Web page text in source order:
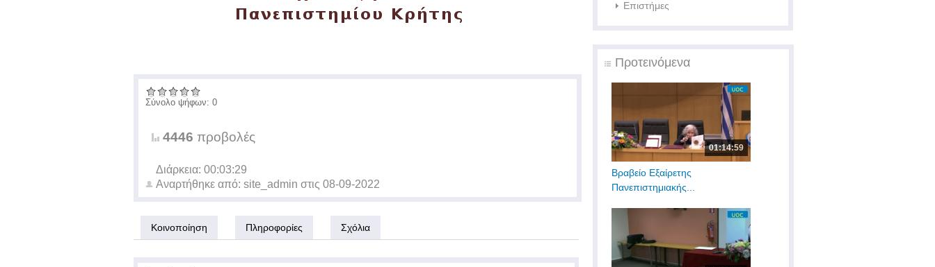
Επιστήμες
Προτεινόμενα
01:14:59
Βραβείο Εξαίρετης
Πανεπιστημιακής...
Σύνολο ψήφων: 0
4446 προβολές
Διάρκεια: 00:03:29
Αναρτήθηκε από: site_admin στις 08-09-2022
Κοινοποίηση Πληροφορίες Σχόλια